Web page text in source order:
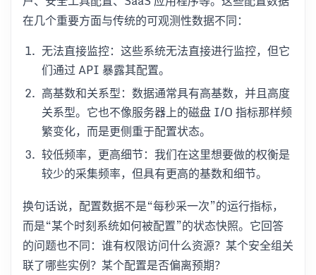
在几个重要方面与传统的可观测性数据不同：
无法直接监控：这些系统无法直接进行监控，但它
们通过 API 暴露其配置。
高基数和关系型：数据通常具有高基数，并且高度
关系型。它也不像服务器上的磁盘 I/O 指标那样频
繁变化，而是更侧重于配置状态。
较低频率，更高细节：我们在这里想要做的权衡是
较少的采集频率，但具有更高的基数和细节。
换句话说，配置数据不是“每秒采一次”的运行指标，
而是“某个时刻系统如何被配置”的状态快照。它回答
的问题也不同：谁有权限访问什么资源？某个安全组关
联了哪些实例？某个配置是否偏离预期？